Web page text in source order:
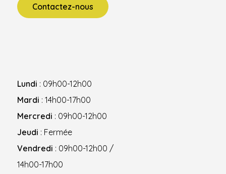
Contactez-nous
Lundi : 09h00-12h00
Mardi : 14h00-17h00
Mercredi : 09h00-12h00
Jeudi : Fermée
Vendredi : 09h00-12h00 /
14h00-17h00